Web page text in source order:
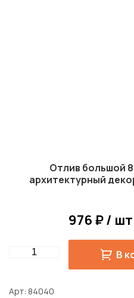
Отлив большой
архитектурный
976 ₽ /
Quantity В
Арт 84040